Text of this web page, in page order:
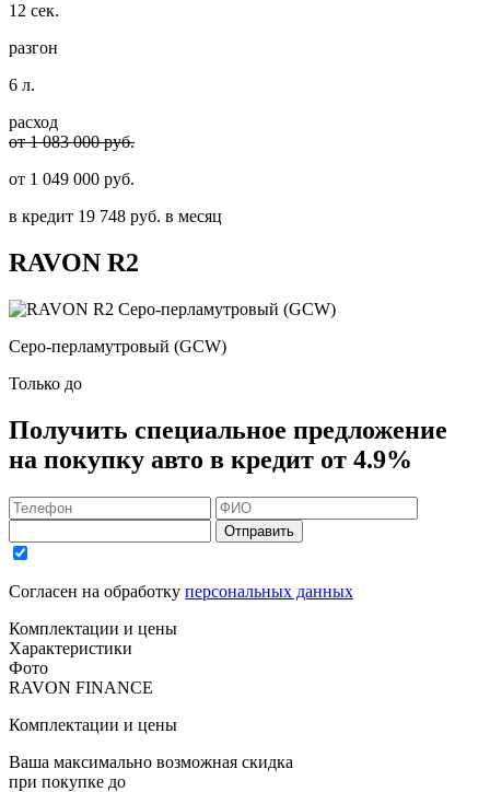
12 сек.
разгон
6 л.
расход
от 1 083 000 руб.
от 1 049 000 руб.
в кредит 19 748 руб. в месяц
RAVON R2
Серо-перламутровый (GCW)
Только до
Получить специальное предложение
на покупку авто в кредит от 4.9%
Отправить
Согласен на обработку персональных данных
Комплектации и цены
Характеристики
Фото
RAVON FINANCE
Комплектации и цены
Ваша максимально возможная скидка
при покупке до